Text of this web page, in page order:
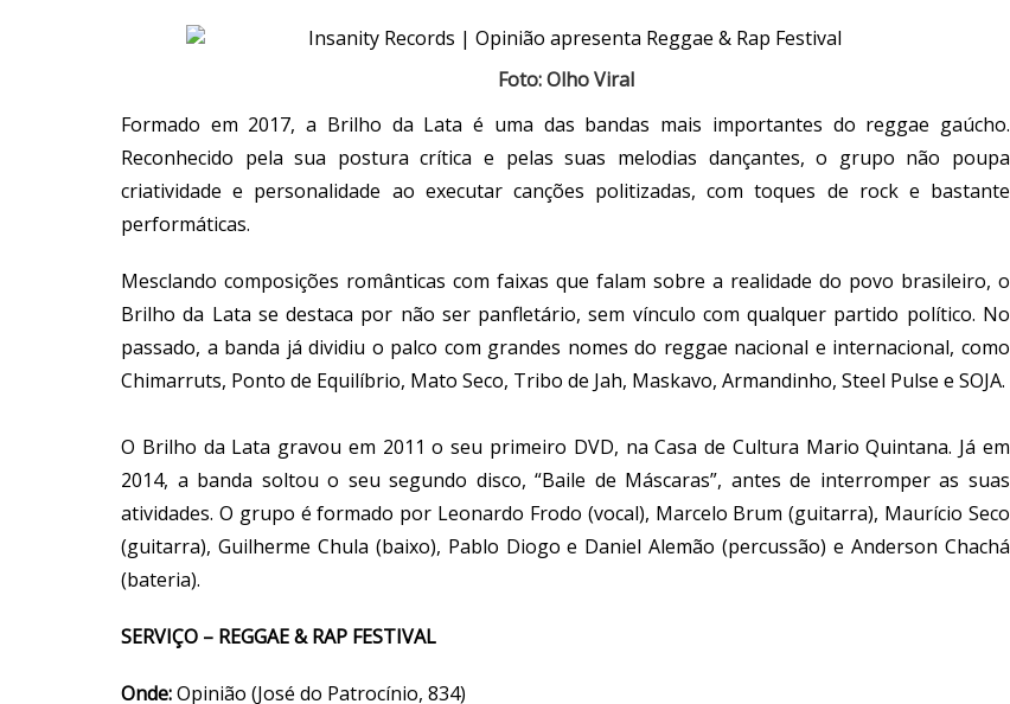
Foto: Olho Viral
Formado em 2017, a Brilho da Lata é uma das bandas mais importantes do reggae gaúcho.
Reconhecido pela sua postura crítica e pelas suas melodias dançantes, o grupo não poupa
criatividade e personalidade ao executar canções politizadas, com toques de rock e bastante
performáticas.
Mesclando composições românticas com faixas que falam sobre a realidade do povo brasileiro, o
Brilho da Lata se destaca por não ser panfletário, sem vínculo com qualquer partido político. No
passado, a banda já dividiu o palco com grandes nomes do reggae nacional e internacional, como
Chimarruts, Ponto de Equilíbrio, Mato Seco, Tribo de Jah, Maskavo, Armandinho, Steel Pulse e SOJA.
O Brilho da Lata gravou em 2011 o seu primeiro DVD, na Casa de Cultura Mario Quintana. Já em
2014, a banda soltou o seu segundo disco, “Baile de Máscaras”, antes de interromper as suas
atividades. O grupo é formado por Leonardo Frodo (vocal), Marcelo Brum (guitarra), Maurício Seco
(guitarra), Guilherme Chula (baixo), Pablo Diogo e Daniel Alemão (percussão) e Anderson Chachá
(bateria).
SERVIÇO – REGGAE & RAP FESTIVAL
Onde:Opinião (José do Patrocínio, 834)